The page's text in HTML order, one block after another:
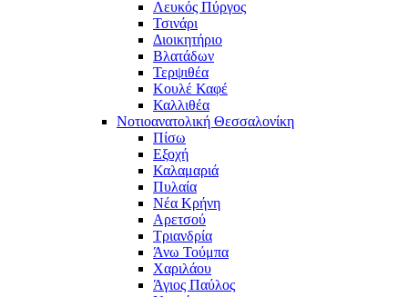
Λευκός Πύργος
Τσινάρι
Διοικητήριο
Βλατάδων
Τερψιθέα
Κουλέ Καφέ
Καλλιθέα
Νοτιοανατολική Θεσσαλονίκη
Πίσω
Εξοχή
Καλαμαριά
Πυλαία
Νέα Κρήνη
Αρετσού
Τριανδρία
Άνω Τούμπα
Χαριλάου
Άγιος Παύλος